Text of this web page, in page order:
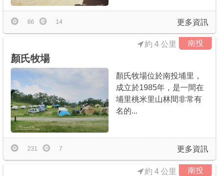
更多資訊
86 14
南投
顏氏牧場
約 4 公里
顏氏牧場位於南投埔里，
成立於1985年，是一間在
埔里桃米里山林間非常有
名的...
更多資訊
231 7
南投
約 4 公里